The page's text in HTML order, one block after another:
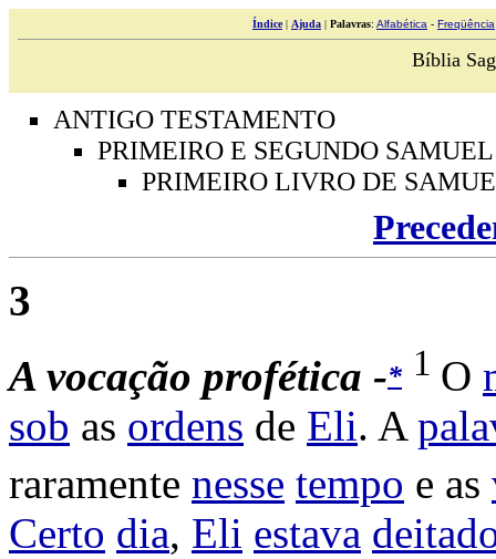
Índice| Ajuda | Palavras: Alfabética - Freqüência
Bíblia
ANTIGO TESTAMENTO
PRIMEIRO E SEGUNDO SAMUEL
PRIMEIRO LIVRO DE
3
A vocação profética -* 1 O
sob as ordens de Eli. A
raramente nesse tempo e as
Certo dia, Eli estava